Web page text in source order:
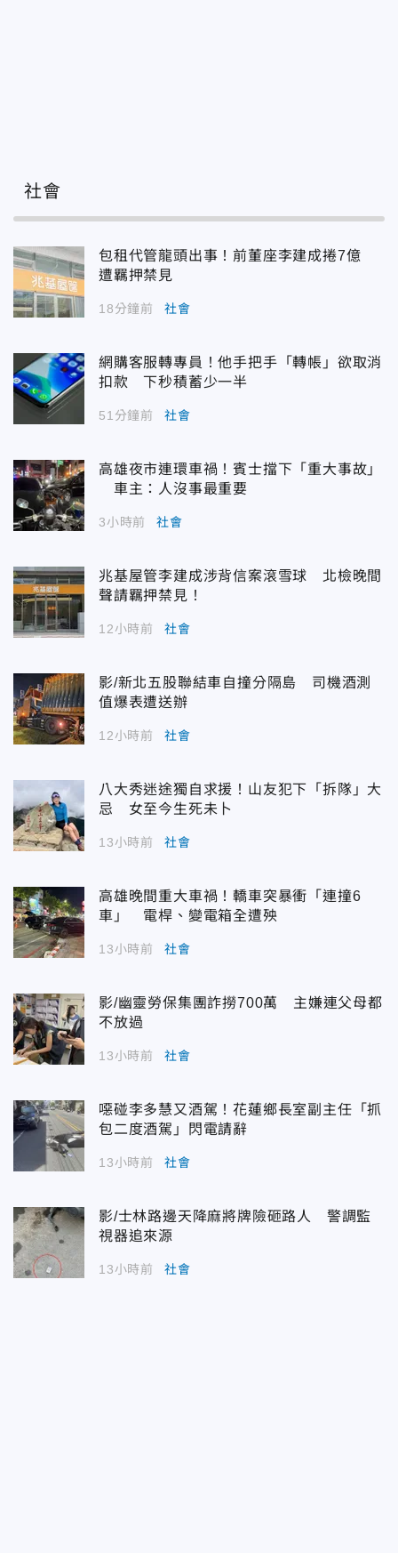
社會
包租代管龍頭出事！前董座李建成捲7億
遭羈押禁見
18分鐘前 社會
網購客服轉專員！他手把手「轉帳」欲取消
扣款 下秒積蓄少一半
51分鐘前 社會
高雄夜市連環車禍！賓士擋下「重大事故」
車主：人沒事最重要
3小時前 社會
兆基屋管李建成涉背信案滾雪球 北檢晚間
聲請羈押禁見！
12小時前 社會
影/新北五股聯結車自撞分隔島 司機酒測
值爆表遭送辦
12小時前 社會
八大秀迷途獨自求援！山友犯下「拆隊」大
忌 女至今生死未卜
13小時前 社會
高雄晚間重大車禍！轎車突暴衝「連撞6
車」 電桿、變電箱全遭殃
13小時前 社會
影/幽靈勞保集團詐撈700萬 主嫌連父母都
不放過
13小時前 社會
噁碰李多慧又酒駕！花蓮鄉長室副主任「抓
包二度酒駕」閃電請辭
13小時前 社會
影/士林路邊天降麻將牌險砸路人 警調監
視器追來源
13小時前 社會